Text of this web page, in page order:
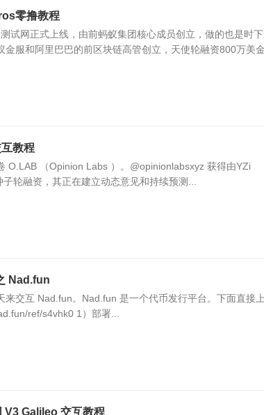
零撸教程
试网正式上线，由前蚂蚁集团核心成员创立，做的也是时
服和阿里巴巴的前区块链高管创立，天使轮融资800万美
教程
O.LAB （Opinion Labs ）。@opinionlabsxyz 获得由YZi
轮融资，其正在建立动态意见和持续预测...
Nad.fun
来交互 Nad.fun。Nad.fun 是一个代币发行平台。下面直接
ref/s4vhk0 1）部署...
V3 Galileo 交互教程